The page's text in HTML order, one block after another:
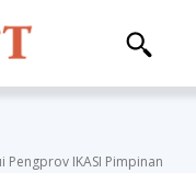
Pengprov IKASI Pimpinan